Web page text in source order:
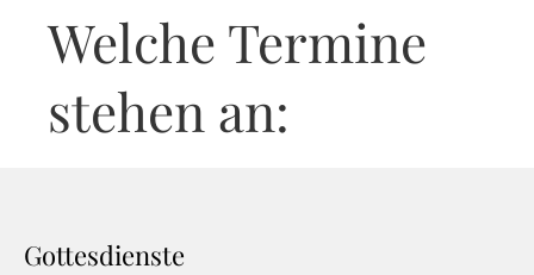
Welche Termine
stehen an:
Gottesdienste